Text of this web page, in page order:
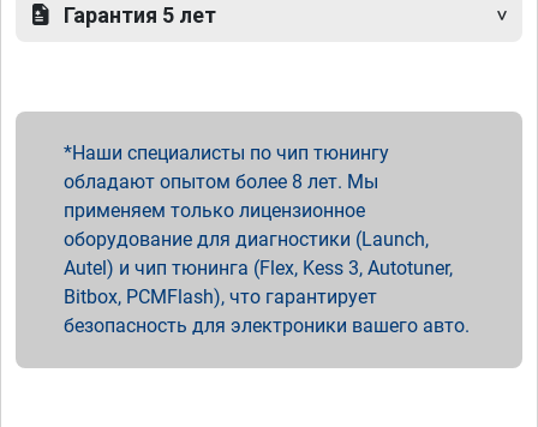
Гарантия 5 лет
Наши специалисты по чип тюнингу
обладают опытом более 8 лет. Мы
применяем только лицензионное
оборудование для диагностики (Launch,
Autel) и чип тюнинга (Flex, Kess 3, Autotuner,
Bitbox, PCMFlash), что гарантирует
безопасность для электроники вашего авто.